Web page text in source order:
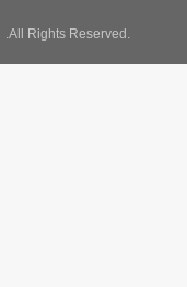
.All Rights Reserved.